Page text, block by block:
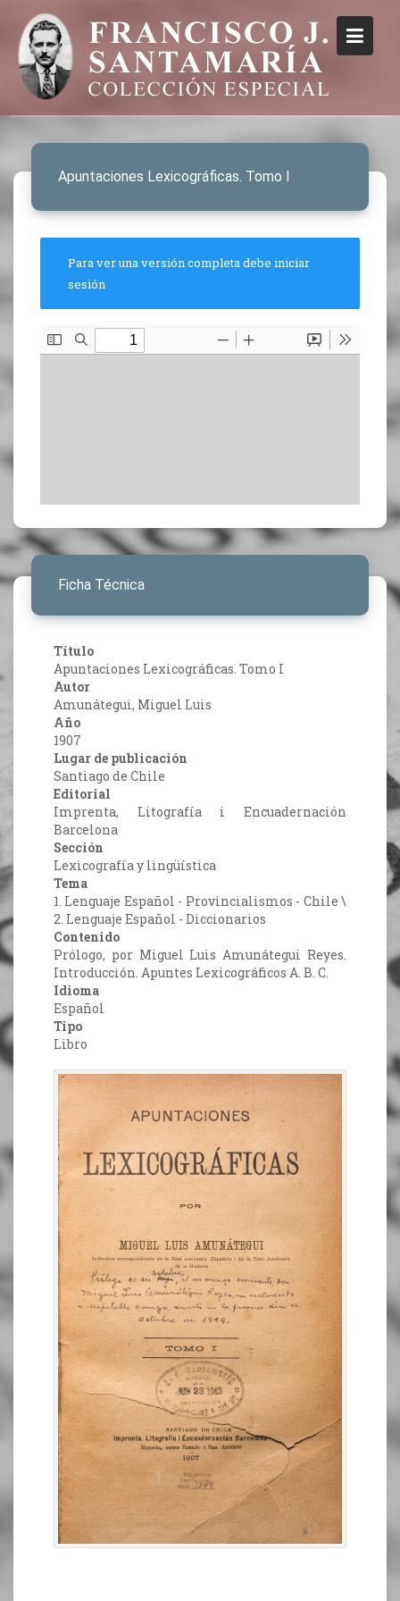
Apuntaciones Lexicográficas. Tomo I
Para ver una versión completa debe iniciar
sesión
Ficha Técnica
Título
Apuntaciones Lexicográficas. Tomo I
Autor
Amunátegui, Miguel Luis
Año
1907
Lugar de publicación
Santiago de Chile
Editorial
Imprenta, Litografía i Encuadernación
Barcelona
Sección
Lexicografía y lingüística
Tema
1. Lenguaje Español - Provincialismos - Chile \
2. Lenguaje Español - Diccionarios
Contenido
Prólogo, por Miguel Luis Amunátegui Reyes.
Introducción. Apuntes Lexicográficos A. B. C.
Idioma
Español
Tipo
Libro